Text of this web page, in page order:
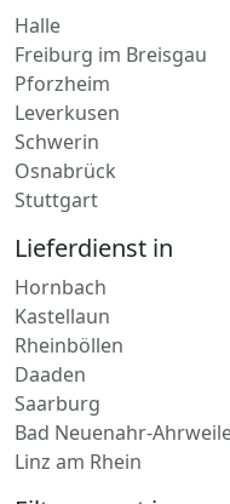
Freiburg im Breisgau
Pforzheim
Leverkusen
Schwerin
Osnabrück
Stuttgart
Lieferdienst in
Hornbach
Kastellaun
Rheinböllen
Daaden
Saarburg
Bad Neuenahr-Ahrweiler
Linz am Rhein
Eiltransport in